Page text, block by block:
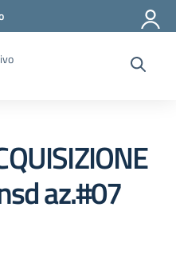
az.#07